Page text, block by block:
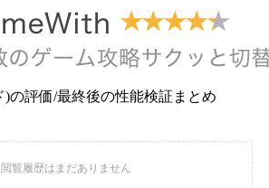
)の評価/最終後の性能検証まとめ